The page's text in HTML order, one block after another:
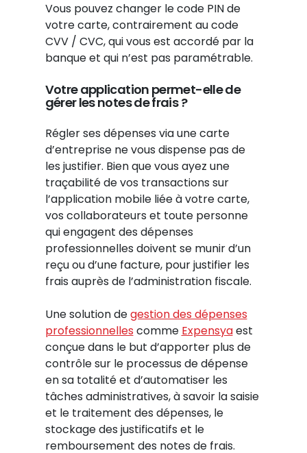
Vous pouvez changer le code PIN de
votre carte, contrairement au code
CVV / CVC, qui vous est accordé par la
banque et qui n’est pas paramétrable.
Votre application permet-elle de
gérer les notes de frais ?
Régler ses dépenses via une carte
d’entreprise ne vous dispense pas de
les justifier. Bien que vous ayez une
traçabilité de vos transactions sur
l’application mobile liée à votre carte,
vos collaborateurs et toute personne
qui engagent des dépenses
professionnelles doivent se munir d’un
reçu ou d’une facture, pour justifier les
frais auprès de l’administration fiscale.
Une solution degestion des dépenses
professionnelles comme Expensyaest
conçue dans le but d’apporter plus de
contrôle sur le processus de dépense
en sa totalité et d’automatiser les
tâches administratives, à savoir la saisie
et le traitement des dépenses, le
stockage des justificatifs et le
remboursement des notes de frais.